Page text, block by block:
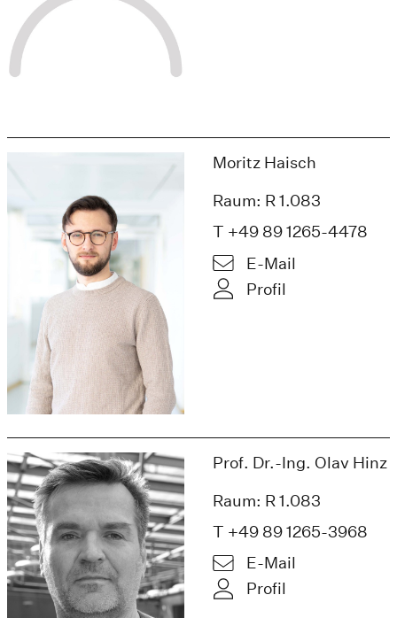
Moritz Haisch
Raum: R 1.083
T +49 89 1265-4478
E-Mail
Profil
Prof. Dr.-Ing. Olav Hinz
Raum: R 1.083
T +49 89 1265-3968
E-Mail
Profil